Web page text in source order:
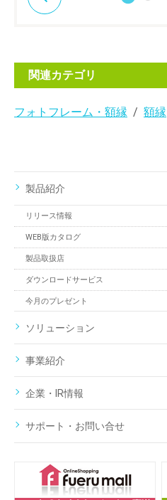
関連カテゴリ
フォトフレーム・額縁 額縁
製品紹介
リリース情報
WEB版カタログ
製品取扱店
ダウンロードサービス
今月のプレゼント
ソリューション
事業紹介
企業・IR情報
サポート・お問い合せ